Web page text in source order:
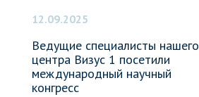
12.09.2025
Ведущие специалисты нашего
центра Визус 1 посетили
международный научный
конгресс